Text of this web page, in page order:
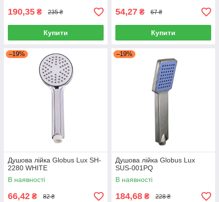
190,35 ₴ 235 ₴
Купити
54,27 ₴ 67 ₴
Купити
–19%
Душова лійка Globus Lux SH-
2280 WHITE
В наявності
66,42 ₴ 82 ₴
–19%
Душова лійка Globus Lux
SUS-001PQ
В наявності
184,68 ₴ 228 ₴